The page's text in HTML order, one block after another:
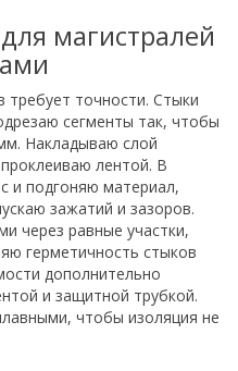
магистралей
точности. Стыки
сегменты так, чтобы
Накладываю слой
лентой. В
и подгоняю материал,
зажатий и зазоров.
через равные участки,
герметичность стыков
дополнительно
и защитной трубкой.
чтобы изоляция не